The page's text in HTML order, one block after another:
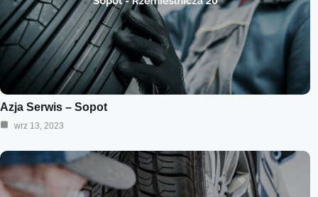
Azja Serwis – Sopot
wrz 13, 2023